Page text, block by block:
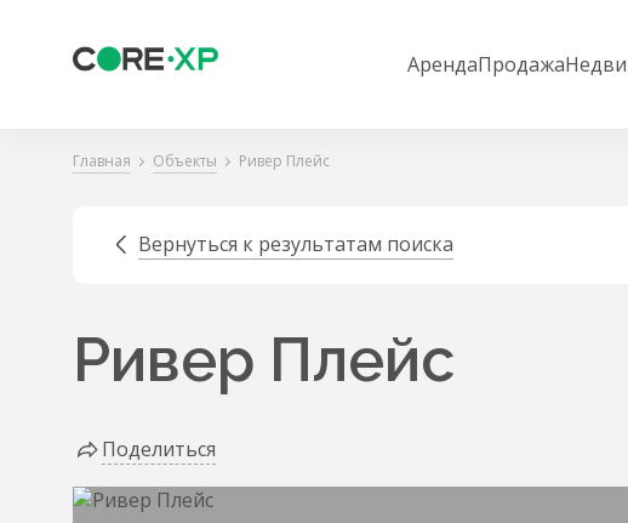
АрендаПродажа
Главная Объекты Ривер Плейс
Вернуться к результатам поиска
Ривер Плейс
Поделиться